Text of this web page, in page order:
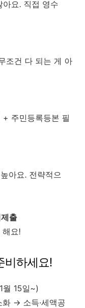
요. 직접 영수
조건 다 되는 게 아
주민등록등본 필
아요. 전략적으
출
요!
비하세요!
월 15일~)
→ 소득·세액공